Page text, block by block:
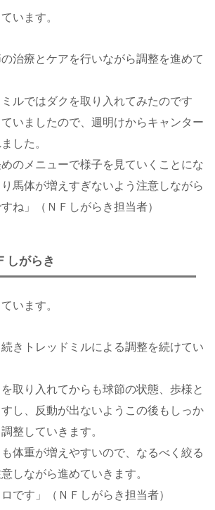
います。
の治療とケアを行いながら調整を進めて
ルではダクを取り入れてみたのです
いましたので、週明けからキャンター
した。
のメニューで様子を見ていくことにな
馬体が増えすぎないよう注意しながら
ね」（ＮＦしがらき担当者）
がらき
います。
続きトレッドミルによる調整を続けてい
取り入れてからも球節の状態、歩様と
し、反動が出ないようこの後もしっか
整していきます。
体重が増えやすいので、なるべく絞る
しながら進めていきます。
です」（ＮＦしがらき担当者）